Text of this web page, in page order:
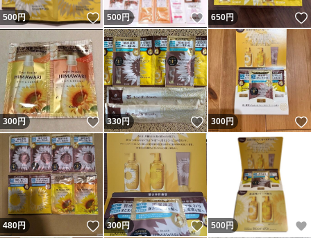
500円 いいね！
500 円 いいね！
650円
300円 いいね！
330円 いいね！
300円
480円 いいね！
300円 いいね！
500 円